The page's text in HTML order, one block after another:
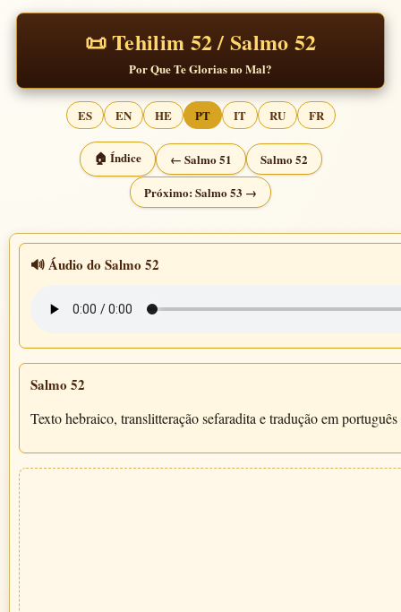
📜 Tehilim 52 / Salmo 52
Por Que Te Glorias no Mal?
ES EN HE PT IT RU FR
🏠 Índice ← Salmo 51
Salmo 52
Próximo: Salmo 53 →
🔊 Áudio do Salmo 52
Salmo 52
Texto hebraico, translitteração sefaradita e tradução em